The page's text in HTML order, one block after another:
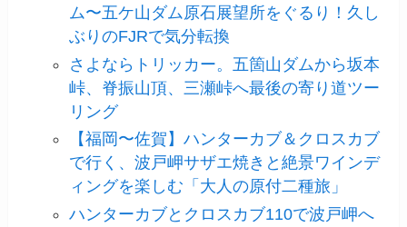
ム〜五ケ山ダム原石展望所をぐるり！久し
ぶりのFJRで気分転換
さよならトリッカー。五箇山ダムから坂本
峠、脊振山頂、三瀬峠へ最後の寄り道ツー
リング
【福岡〜佐賀】ハンターカブ＆クロスカブ
で行く、波戸岬サザエ焼きと絶景ワインデ
ィングを楽しむ「大人の原付二種旅」
ハンターカブとクロスカブ110で波戸岬へ